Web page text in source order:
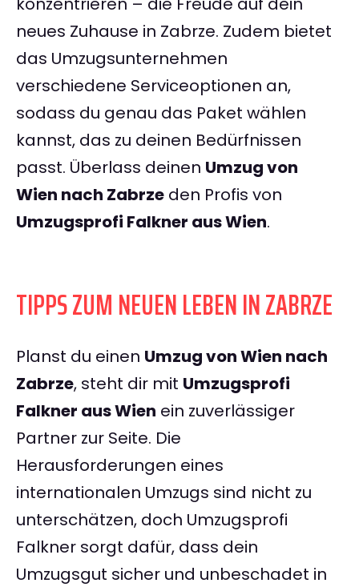
neues Zuhause in Zabrze. Zudem bietet
das Umzugsunternehmen
verschiedene Serviceoptionen an,
sodass du genau das Paket wählen
kannst, das zu deinen Bedürfnissen
passt. Überlass deinen Umzug von
Wien nach Zabrze den Profis von
Umzugsprofi Falkner aus Wien.
TIPPS ZUM NEUEN LEBEN IN ZABRZE
Planst du einen Umzug von Wien nach
Zabrze, steht dir mit Umzugsprofi
Falkner aus Wien ein zuverlässiger
Partner zur Seite. Die
Herausforderungen eines
internationalen Umzugs sind nicht zu
unterschätzen, doch Umzugsprofi
Falkner sorgt dafür, dass dein
Umzugsgut sicher und unbeschadet in